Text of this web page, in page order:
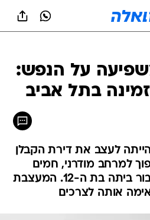
על הנפש:
בתל אביב
לעצב את דירת הקבלן
למרחב מודרני, חמים
ומזמין עבור עצמה ועבור ביתה בת ה-12. המעצבת
אותה לצרכים